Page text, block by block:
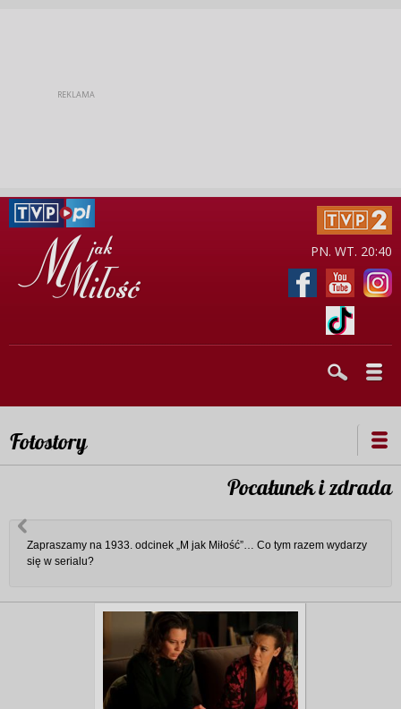
PN. WT. 20:40
Fotostory
Pocałunek i zdrada
Zapraszamy na 1933. odcinek „M jak Miłość”… Co tym razem wydarzy
się w serialu?